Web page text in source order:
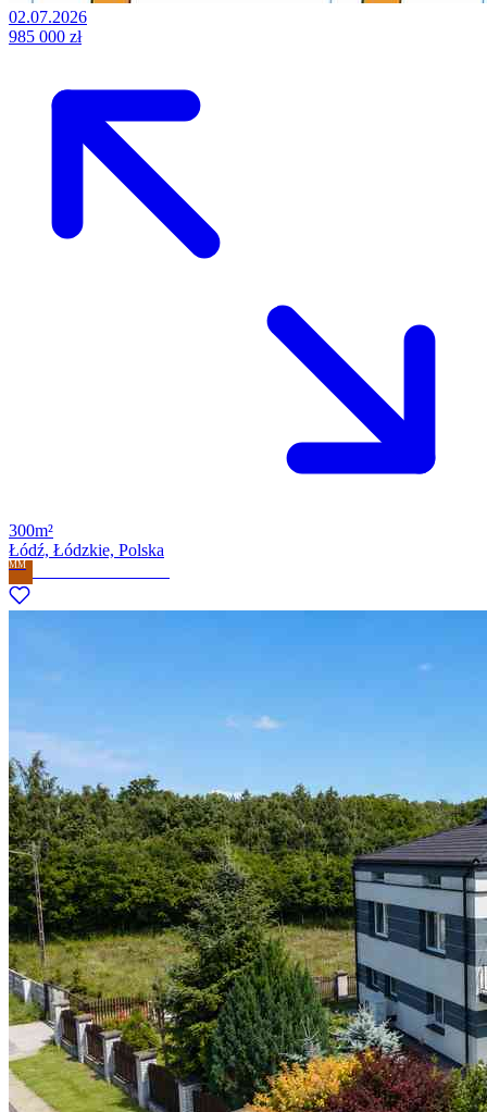
02.07.2026
985 000 zł
300m²
Łódź, Łódzkie, Polska
MM